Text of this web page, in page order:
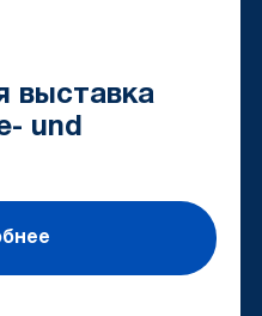
выставка
und